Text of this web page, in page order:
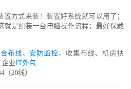
置方式来装！装置好系统就可以用了；
就是组装一台电脑操作流程；最好保藏
布线 、 安防监控、收集布线、机房扶
企业IT外包
（20线）